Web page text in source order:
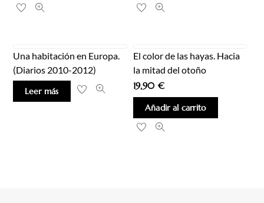
Una habitación en Europa.
(Diarios 2010-2012)
Leer más
El color de las hayas. Hacia
la mitad del otoño
19,90 €
Añadir al carrito